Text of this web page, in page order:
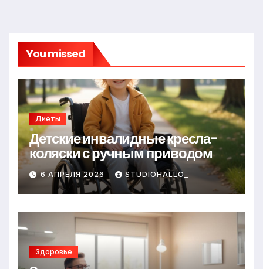
You missed
Диеты
Детские инвалидные кресла-
коляски с ручным приводом
6 АПРЕЛЯ 2026 STUDIOHALLO_
Здоровье